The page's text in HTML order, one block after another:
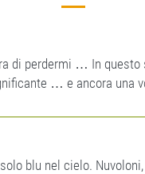
di perdermi … In questo
… e ancora una
blu nel cielo.